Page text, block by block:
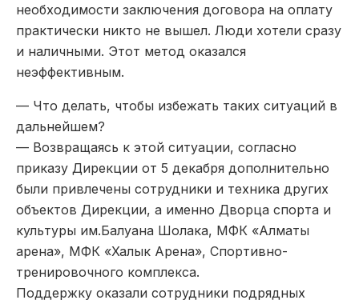
необходимости заключения договора на оплату
практически никто не вышел. Люди хотели сразу
и наличными. Этот метод оказался
неэффективным.
— Что делать, чтобы избежать таких ситуаций в
дальнейшем?
— Возвращаясь к этой ситуации, согласно
приказу Дирекции от 5 декабря дополнительно
были привлечены сотрудники и техника других
объектов Дирекции, а именно Дворца спорта и
культуры им.Балуана Шолака, МФК «Алматы
арена», МФК «Халык Арена», Спортивно-
тренировочного комплекса.
Поддержку оказали сотрудники подрядных